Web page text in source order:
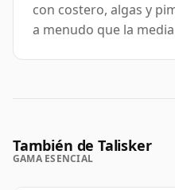
con costero, algas y
a menudo que la
También de Talisker
GAMA ESENCIAL